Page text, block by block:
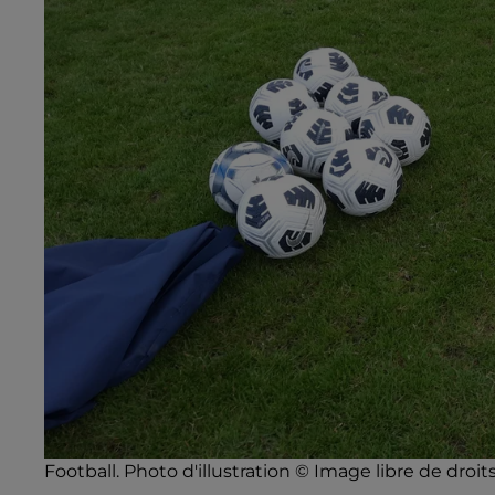
Football. Photo d'illustration © Image libre de